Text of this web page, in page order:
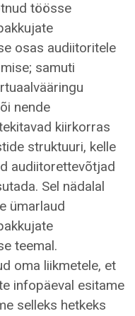
töösse
osas audiitoritele
samuti
nende
kiirkorras
struktuuri, kelle
audiitorettevõtjad
Sel nädalal
ümarlaud
teemal.
oma liikmetele, et
infopäeval esitame
selleks hetkeks